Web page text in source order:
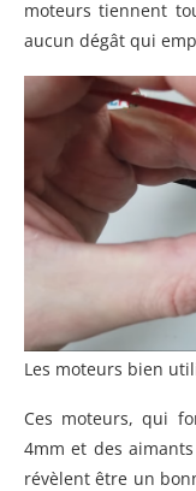
moteurs tiennent
aucun dégât qui
Les moteurs bien
Ces moteurs, qui
4mm et des
révèlent être un